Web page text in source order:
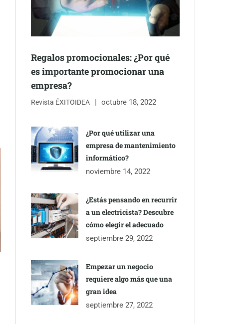
Regalos promocionales: ¿Por qué
es importante promocionar una
empresa?
Revista ÉXITOIDEA octubre 18, 2022
¿Por qué utilizar una
empresa de mantenimiento
informático?
noviembre 14, 2022
¿Estás pensando en recurrir
a un electricista? Descubre
cómo elegir el adecuado
septiembre 29, 2022
Empezar un negocio
requiere algo más que una
gran idea
septiembre 27, 2022